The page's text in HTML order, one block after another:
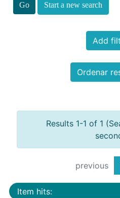
Start a new search
Add
Ordenar
Results 1-1 of 1
previous
Item hits: